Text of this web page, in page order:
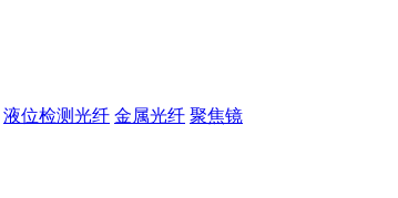
液位检测光纤 金属光纤 聚焦镜